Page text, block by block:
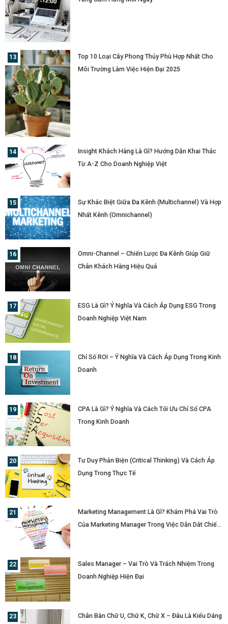
Top 10 Loại Cây Phong Thủy Phù Hợp Nhất Cho
Môi Trường Làm Việc Hiện Đại 2025
Insight Khách Hàng Là Gì? Hướng Dẫn Khai Thác
Từ A-Z Cho Doanh Nghiệp Việt
Sự Khác Biệt Giữa Đa Kênh (Multichannel) Và Hợp
Nhất Kênh (Omnichannel)
Omni-Channel – Chiến Lược Đa Kênh Giúp Giữ
Chân Khách Hàng Hiệu Quả
ESG Là Gì? Ý Nghĩa Và Cách Áp Dụng ESG Trong
Doanh Nghiệp Việt Nam
Chỉ Số ROI – Ý Nghĩa Và Cách Áp Dụng Trong Kinh
Doanh
CPA Là Gì? Ý Nghĩa Và Cách Tối Ưu Chỉ Số CPA
Trong Kinh Doanh
Tư Duy Phản Biện (Critical Thinking) Và Cách Áp
Dụng Trong Thực Tế
Marketing Management Là Gì? Khám Phá Vai Trò
Của Marketing Manager Trong Việc Dẫn Dắt Chiến
Sales Manager – Vai Trò Và Trách Nhiệm Trong
Doanh Nghiệp Hiện Đại
Chân Bàn Chữ U, Chữ K, Chữ X – Đâu Là Kiểu Dáng